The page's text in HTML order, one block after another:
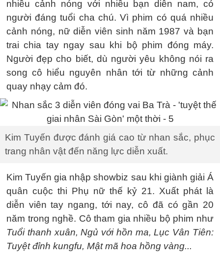
nhiều cảnh nóng với nhiều bạn diễn nam, có
người đáng tuổi cha chú. Vì phim có quá nhiều
cảnh nóng, nữ diễn viên sinh năm 1987 và bạn
trai chia tay ngay sau khi bộ phim đóng máy.
Người đẹp cho biết, dù người yêu không nói ra
song cô hiểu nguyên nhân tới từ những cảnh
quay nhạy cảm đó.
Kim Tuyến được đánh giá cao từ nhan sắc, phục
trang nhân vật đến năng lực diễn xuất.
Kim Tuyến gia nhập showbiz sau khi giành giải Á
quân cuộc thi Phụ nữ thế kỷ 21. Xuất phát là
diễn viên tay ngang, tới nay, cô đã có gần 20
năm trong nghề. Cô tham gia nhiều bộ phim như
Tuổi thanh xuân, Ngủ với hồn ma, Lục Vân Tiên:
Tuyệt đỉnh kungfu, Mật mã hoa hồng vàng...